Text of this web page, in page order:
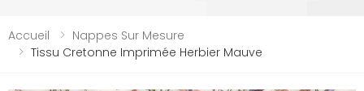
Accueil
Nappes Sur Mesure
Tissu Cretonne Imprimée Herbier Mauve